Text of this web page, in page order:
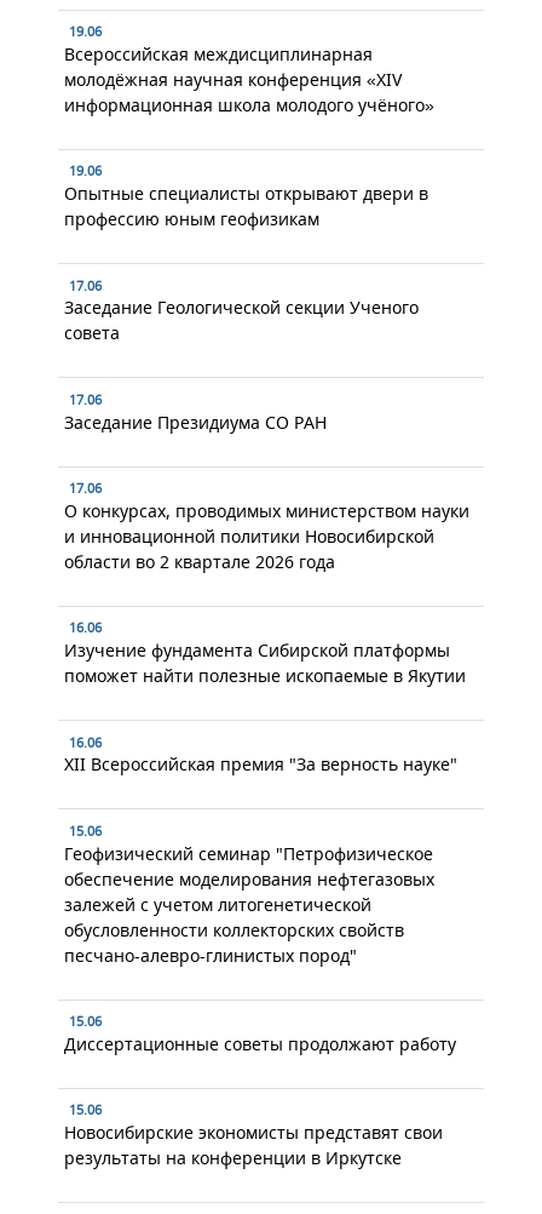
19.06
Всероссийская междисциплинарная
молодёжная научная конференция «XIV
информационная школа молодого учёного»
19.06
Опытные специалисты открывают двери в
профессию юным геофизикам
17.06
Заседание Геологической секции Ученого
совета
17.06
Заседание Президиума СО РАН
17.06
О конкурсах, проводимых министерством науки
и инновационной политики Новосибирской
области во 2 квартале 2026 года
16.06
Изучение фундамента Сибирской платформы
поможет найти полезные ископаемые в Якутии
16.06
XII Всероссийская премия "За верность науке"
15.06
Геофизический семинар "Петрофизическое
обеспечение моделирования нефтегазовых
залежей с учетом литогенетической
обусловленности коллекторских свойств
песчано-алевро-глинистых пород"
15.06
Диссертационные советы продолжают работу
15.06
Новосибирские экономисты представят свои
результаты на конференции в Иркутске